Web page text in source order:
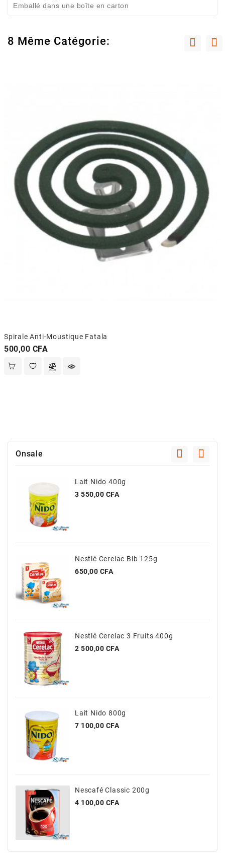
Emballé dans une boîte en carton
8 Même Catégorie:
Spirale Anti-Moustique Fatala
Prix
500,00 CFA
Onsale
Lait Nido 400g
Prix
3 550,00 CFA
Nestlé Cerelac Bib 125g
Prix
650,00 CFA
Nestlé Cerelac 3 Fruits 400g
Prix
2 500,00 CFA
Lait Nido 800g
Prix
7 100,00 CFA
Nescafé Classic 200g
Prix
4 100,00 CFA